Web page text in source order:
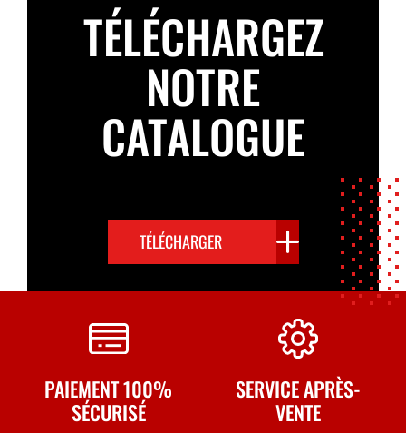
TÉLÉCHARGEZ
NOTRE
CATALOGUE
TÉLÉCHARGER
PAIEMENT 100%
SÉCURISÉ
SERVICE APRÈS-
VENTE